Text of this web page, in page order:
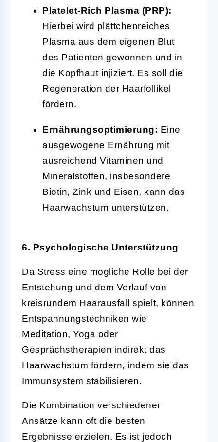
Platelet-Rich Plasma (PRP):
Hierbei wird plättchenreiches
Plasma aus dem eigenen Blut
des Patienten gewonnen und in
die Kopfhaut injiziert. Es soll die
Regeneration der Haarfollikel
fördern.
Ernährungsoptimierung: Eine
ausgewogene Ernährung mit
ausreichend Vitaminen und
Mineralstoffen, insbesondere
Biotin, Zink und Eisen, kann das
Haarwachstum unterstützen.
6. Psychologische Unterstützung
Da Stress eine mögliche Rolle bei der
Entstehung und dem Verlauf von
kreisrundem Haarausfall spielt, können
Entspannungstechniken wie
Meditation, Yoga oder
Gesprächstherapien indirekt das
Haarwachstum fördern, indem sie das
Immunsystem stabilisieren.
Die Kombination verschiedener
Ansätze kann oft die besten
Ergebnisse erzielen. Es ist jedoch